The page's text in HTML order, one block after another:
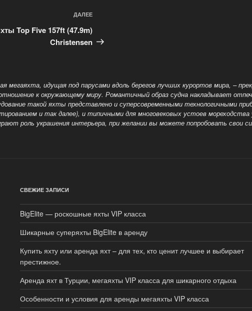
ДАЛЕЕ
Top Five 157ft (47.9m)
Christensen
идущая под парусами вдоль берегов лучших курортов мира, –
кокружающему миру. Романтичный образ судна накладывает
такой яхты представлено и суперсовременными технологичными
и так далее), и типичными для многовековых устоев
роль украшенияинтерьера, при желании вы можете попробовать свои
СВЕЖИЕ ЗАПИСИ
BigElite — роскошные яхты VIP класса
Шикарные суперяхты BigElite в аренду
Купить яхту или аренда яхт – для тех, кто ценит лучшее и выбирает
престижное.
Аренда яхт в Турции, мегаяхты VIP класса для шикарного отдыха
Особенности и условия для аренды мегаяхты VIP класса